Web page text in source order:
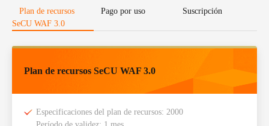
Plan de recursos
SeCU WAF 3.0
Pago por uso Suscripción
Plan de recursos SeCU WAF 3.0
Especificaciones del plan de recursos: 2000